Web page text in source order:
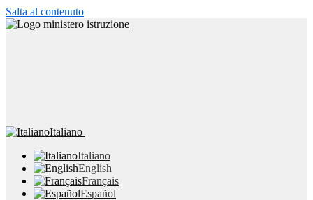
Salta al contenuto
Italiano
Italiano
English
Français
Español